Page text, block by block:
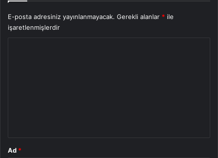
E-posta adresiniz yayınlanmayacak. Gerekli alanlar * ile
işaretlenmişlerdir
Ad *